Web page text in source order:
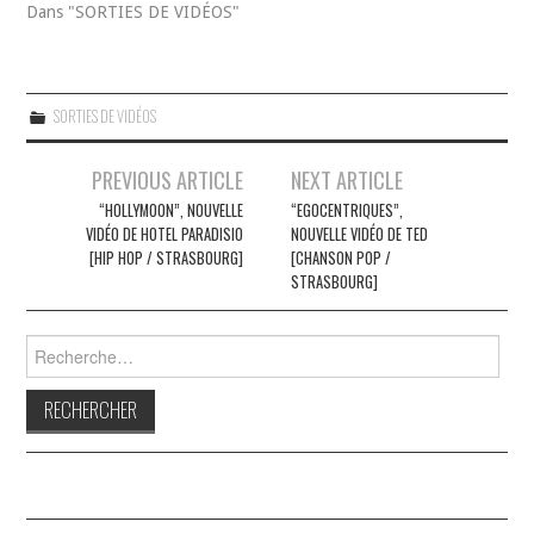
Dans "SORTIES DE VIDÉOS"
SORTIES DE VIDÉOS
Navigation
articles
PREVIOUS ARTICLE
“HOLLYMOON”, NOUVELLE
VIDÉO DE HOTEL PARADISIO
[HIP HOP / STRASBOURG]
NEXT ARTICLE
“EGOCENTRIQUES”,
NOUVELLE VIDÉO DE TED
[CHANSON POP /
STRASBOURG]